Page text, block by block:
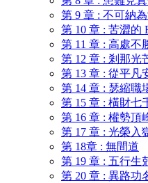
第 9 章 : 不可納
第 10 章 : 苦澀的
第 11 章 : 高處不
第 12 章 : 剎那光
第 13 章 : 從平凡
第 14 章 : 瑟縮職
第 15 章 : 橫財七
第 16 章 : 權勢頂
第 17 章 : 光榮入
第 18章 : 無間道
第 19 章 : 五行生
第 20 章 : 異路功